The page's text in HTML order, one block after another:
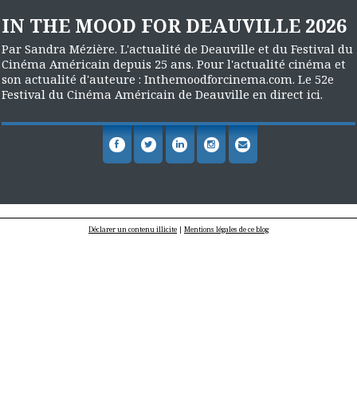
IN THE MOOD FOR DEAUVILLE 2026
Par Sandra Mézière. L'actualité de Deauville et du Festival du
Cinéma Américain depuis 25 ans. Pour l'actualité cinéma et
son actualité d'auteure : Inthemoodforcinema.com. Le 52e
Festival du Cinéma Américain de Deauville en direct ici.
Déclarer un contenu illicite | Mentions légales de ce blog